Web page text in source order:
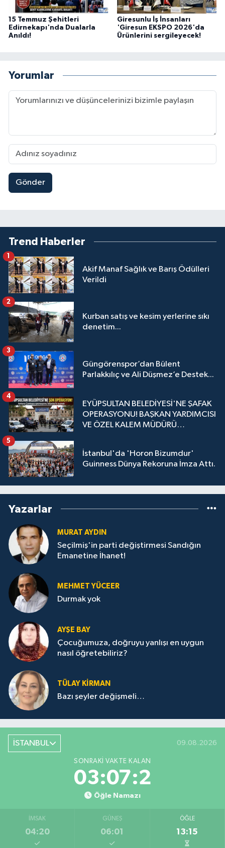
15 Temmuz Şehitleri
Edirnekapı'nda Dualarla
Anıldı!
Giresunlu İş İnsanları
'Giresun EKSPO 2026'da
Ürünlerini sergileyecek!
Yorumlar
Gönder
Trend Haberler
Akif Manaf Sağlık ve Barış Ödülleri
Verildi
1
Kurban satış ve kesim yerlerine sıkı
denetim...
2
Güngörenspor’dan Bülent
Parlakkılıç ve Ali Düşmez’e Destek...
3
EYÜPSULTAN BELEDİYESİ'NE ŞAFAK
OPERASYONU! BAŞKAN YARDIMCISI
VE ÖZEL KALEM MÜDÜRÜ
4
İstanbul'da 'Horon Bizumdur'
Guinness Dünya Rekoruna İmza Attı.
5
Yazarlar
MURAT AYDIN
Seçilmiş'in parti değiştirmesi Sandığın
Emanetine İhanet!
MEHMET YÜCEER
Durmak yok
AYŞE BAY
Çocuğumuza, doğruyu yanlışı en uygun
nasıl öğretebiliriz?
TÜLAY KİRMAN
Bazı şeyler değişmeli…
İSTANBUL 09.08.2026
SONRAKI VAKTE KALAN
03:07:2
Öğle Namazı
İMSAK
04:20
GÜNEŞ
06:01
ÖĞLE
13:15